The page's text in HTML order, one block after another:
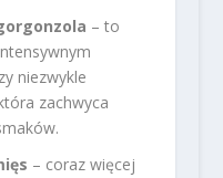
– to
niezwykle
zachwyca
– coraz więcej